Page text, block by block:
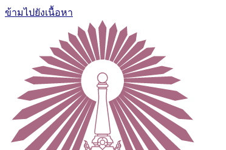
ข้ามไปยังเนื้อหา